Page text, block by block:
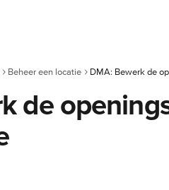
Beheer een locatie DMA: Bewerk de
de